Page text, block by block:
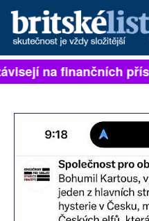
PŘIHLÁSIT
ARCHIV
ROZHOVORY
na finančních